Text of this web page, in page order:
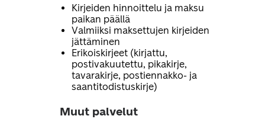
Kirjeiden hinnoittelu ja maksu
paikan päällä
Valmiiksi maksettujen kirjeiden
jättäminen
Erikoiskirjeet (kirjattu,
postivakuutettu, pikakirje,
tavarakirje, postiennakko- ja
saantitodistuskirje)
Muut palvelut